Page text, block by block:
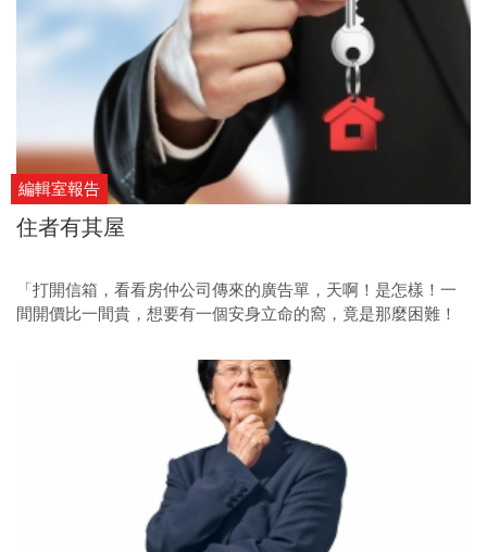
編輯室報告
住者有其屋
「打開信箱，看看房仲公司傳來的廣告單，天啊！是怎樣！一
間開價比一間貴，想要有一個安身立命的窩，竟是那麼困難！